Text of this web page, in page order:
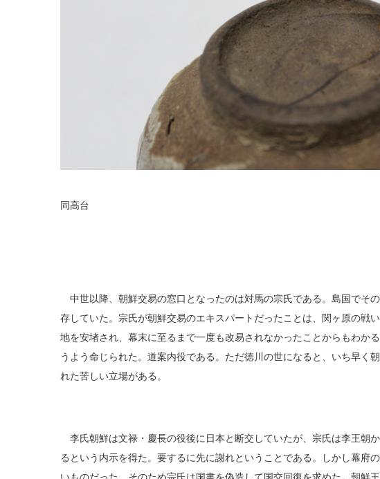
同高台
中世以降、朝鮮交易の窓口となったのは対馬の宗氏である。島国でそ
存していた。宗氏が朝鮮交易のエキスパートだったことは、関ヶ原の戦
地を安堵され、幕末に至るまで一度も改易されなかったことからもわか
うよう命じられた。道案内役である。ただ徳川の世になると、いち早く
れた苦しい立場がある。
李氏朝鮮は文禄・慶長の役後に日本と断交していたが、宗氏は李王朝
るという内示を得た。要するに先に謝れということである。しかし幕府